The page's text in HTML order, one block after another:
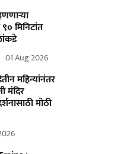
मिनिटांत
01 Aug 2026
महिन्यांनंतर
मंदिर
मोठी